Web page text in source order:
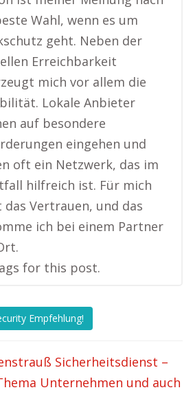
Wahl, wenn es um
geht. Neben der
Erreichbarkeit
mich vor allem die
Lokale Anbieter
auf besondere
eingehen und
oft ein Netzwerk, das im
hilfreich ist. Für mich
das Vertrauen, und das
ich bei einem Partner
for this post.
Empfehlung!
Sicherheitsdienst –
Unternehmen und auch